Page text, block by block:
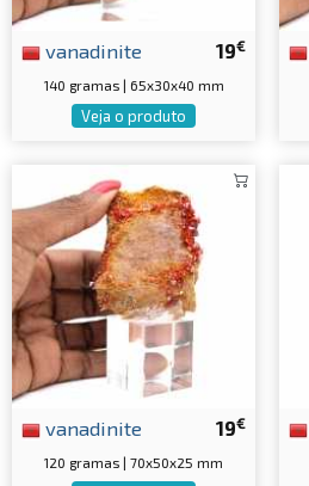
19€
vanadinite
140 gramas | 65x30x40 mm
Veja o produto
19€
vanadinite
120 gramas | 70x50x25 mm